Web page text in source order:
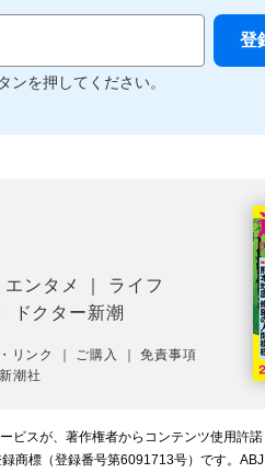
ンを押してください。
エンタメ
ライフ
ドクター新潮
リンク ご購入 ｜免責事項
潮社
ビスが、著作権者からコンテンツ使用許諾
商標（登録番号第6091713号）です。ABJ